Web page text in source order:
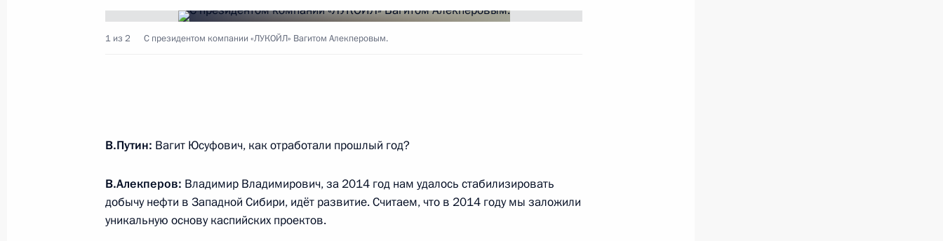
Алекперовым
13 апреля 2017 года, 16:15
1 из 2 С президентом компании «ЛУКОЙЛ» Вагитом Алекперовым.
В.Путин: Вагит Юсуфович, как отработали прошлый год?
В.Алекперов: Владимир Владимирович, за 2014 год нам удалось стабилизировать
добычу нефти в Западной Сибири, идёт развитие. Считаем, что в 2014 году мы заложили
уникальную основу каспийских проектов.